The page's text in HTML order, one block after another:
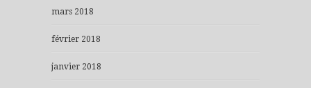
mars 2018
février 2018
janvier 2018